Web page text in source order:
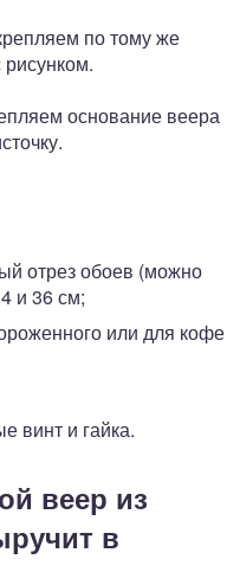
по тому же
основание веера
отрез обоев (можно
и 36 см;
или для кофе
винт и гайка.
веер из
в